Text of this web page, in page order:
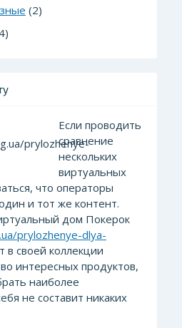
(2)
Если проводить
сравнение
нескольких
виртуальных
что операторы
и тот же контент.
дом Покерок
prylozhenye-dlya-
в своей коллекции
интересных продуктов,
наиболее
не составит никаких